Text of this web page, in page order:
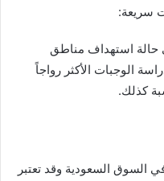
سريعة:
حالة استهداف مناطق
الوجبات الأكثر رواجاً
كذلك.
السوق السعودية وقد تعتبر